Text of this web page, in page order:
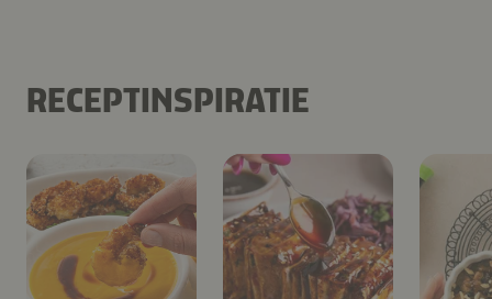
RECEPTINSPIRATIE